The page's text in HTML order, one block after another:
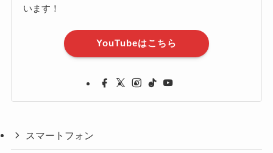
います！
YouTubeはこちら
スマートフォン